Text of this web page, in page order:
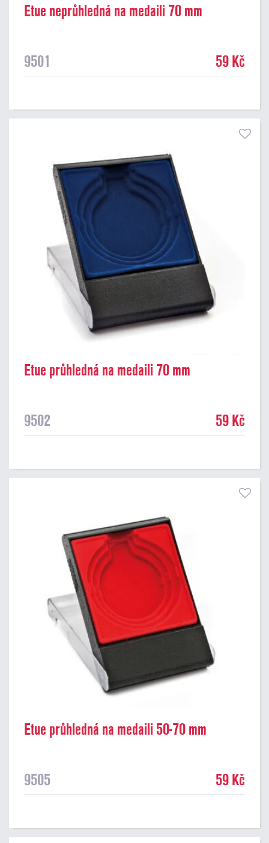
Etue neprůhledná na medaili 70 mm
9501 59 Kč
Etue průhledná na medaili 70 mm
9502 59 Kč
Etue průhledná na medaili 50-70 mm
9505 59 Kč